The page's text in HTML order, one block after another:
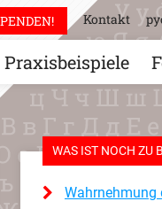
Praxisbeispiele
Kontakt
WAS IST NOCH ZU
Wahrnehmung